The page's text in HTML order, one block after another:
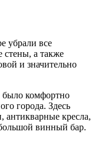
убрали все
стены, а также
и значительно
было комфортно
города. Здесь
антикварные кресла,
винный бар.